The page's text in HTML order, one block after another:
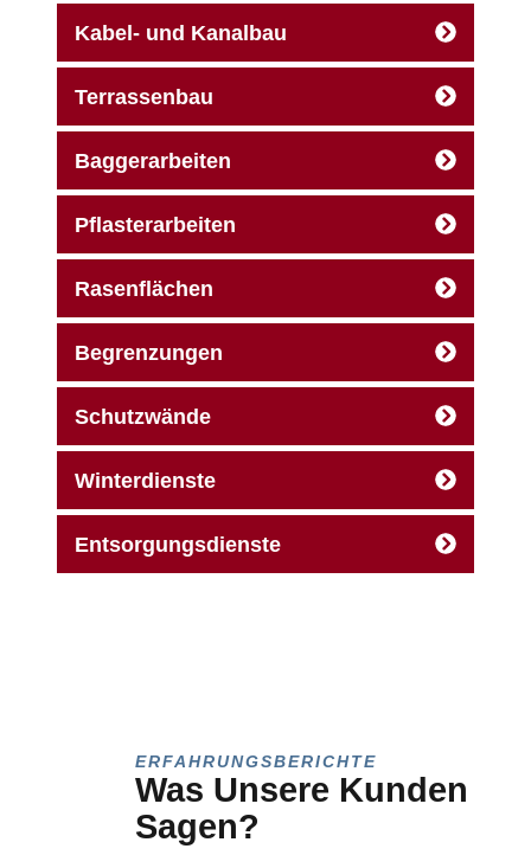
Kabel- und Kanalbau
Terrassenbau
Baggerarbeiten
Pflasterarbeiten
Rasenflächen
Begrenzungen
Schutzwände
Winterdienste
Entsorgungsdienste
ERFAHRUNGSBERICHTE
Was Unsere Kunden
Sagen?